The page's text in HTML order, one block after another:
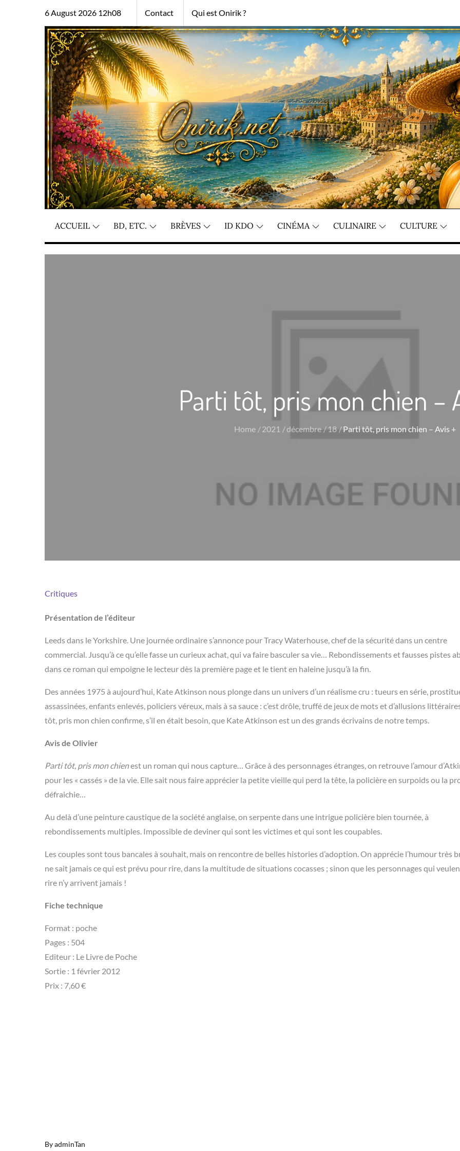
6 August 2026 12h08 Contact Qui est Onirik ?
ACCUEIL BD, ETC. BRÈVES ID KDO CINÉMA CULINAIRE CULTURE
Parti tôt, pris mon chien –
Home 2021 décembre 18 Parti tôt, pris mon chien – Avis +
Critiques
Présentation de l’éditeur
Leeds dans le Yorkshire. Une journée ordinaire s’annonce pour Tracy Waterhouse, chef de la sécurité dans un centre
commercial. Jusqu’à ce qu’elle fasse un curieux achat, qui va faire basculer sa vie… Rebondissements et fausses pistes
dans ce roman qui empoigne le lecteur dès la première page et le tient en haleine jusqu’à la fin.
Des années 1975 à aujourd’hui, Kate Atkinson nous plonge dans un univers d’un réalisme cru : tueurs en série,
assassinées, enfants enlevés, policiers véreux, mais à sa sauce : c’est drôle, truffé de jeux de mots et d’allusions
tôt, pris mon chien confirme, s’il en était besoin, que Kate Atkinson est un des grands écrivains de notre temps.
Avis de Olivier
Parti tôt, pris mon chienest un roman qui nous capture… Grâce à des personnages étranges, on retrouve l’amour
pour les « cassés » de la vie. Elle sait nous faire apprécier la petite vieille qui perd la tête, la policière en surpoids ou la
défraichie…
Au delà d’une peinture caustique de la société anglaise, on serpente dans une intrigue policière bien tournée, à
rebondissements multiples. Impossible de deviner qui sont les victimes et qui sont les coupables.
Les couples sont tous bancales à souhait, mais on rencontre de belles histories d’adoption. On apprécie l’humour très
ne sait jamais ce qui est prévu pour rire, dans la multitude de situations cocasses ; sinon que les personnages qui
rire n’y arrivent jamais !
Fiche technique
Format : poche
Pages‏ : ‎504
Editeur :‎ Le Livre de Poche
Sortie : 1 février 2012
Prix : 7,60 €
ByadminTan